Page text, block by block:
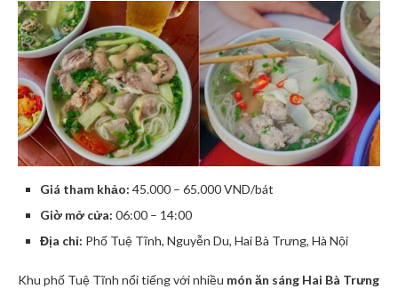
Giá tham khảo: 45.000 – 65.000 VND/bát
Giờ mở cửa: 06:00 – 14:00
Địa chỉ: Phố Tuệ Tĩnh, Nguyễn Du, Hai Bà Trưng, Hà Nội
Khu phố Tuệ Tĩnh nổi tiếng với nhiều món ăn sáng Hai Bà Trưng